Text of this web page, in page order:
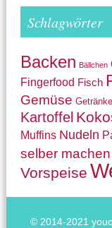
Schlagwörter
Backen Bällchen
Fingerfood Fisch
Gemüse Getränke
Kartoffel
Muffins Nudeln
selber machen
Vorspeise
© 2014-2021